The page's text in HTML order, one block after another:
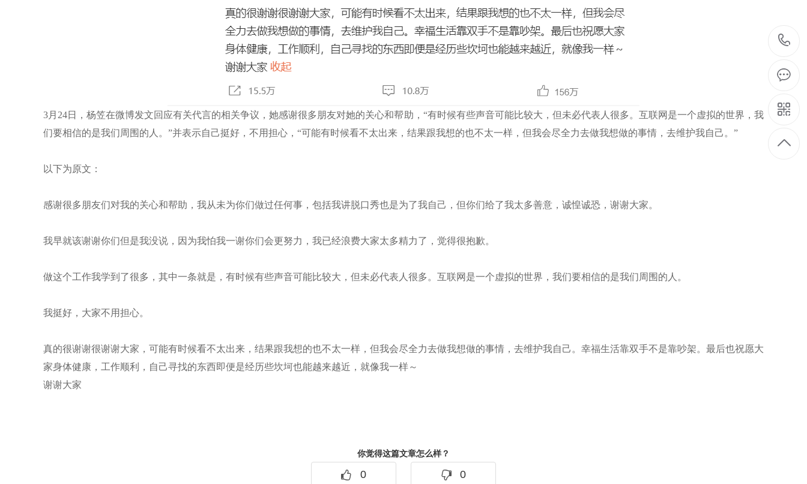
3月24日，杨笠在微博发文回应有关代言的相关争议，她感谢很多朋友对她的关心和帮助，“有时候有些声音可能比较大，但未必代表人很多。互联网是一个虚拟的世界，我
们要相信的是我们周围的人。”并表示自己挺好，不用担心，“可能有时候看不太出来，结果跟我想的也不太一样，但我会尽全力去做我想做的事情，去维护我自己。”
以下为原文：
感谢很多朋友们对我的关心和帮助，我从未为你们做过任何事，包括我讲脱口秀也是为了我自己，但你们给了我太多善意，诚惶诚恐，谢谢大家。
我早就该谢谢你们但是我没说，因为我怕我一谢你们会更努力，我已经浪费大家太多精力了，觉得很抱歉。
做这个工作我学到了很多，其中一条就是，有时候有些声音可能比较大，但未必代表人很多。互联网是一个虚拟的世界，我们要相信的是我们周围的人。
我挺好，大家不用担心。
真的很谢谢很谢谢大家，可能有时候看不太出来，结果跟我想的也不太一样，但我会尽全力去做我想做的事情，去维护我自己。幸福生活靠双手不是靠吵架。最后也祝愿大
家身体健康，工作顺利，自己寻找的东西即便是经历些坎坷也能越来越近，就像我一样～
谢谢大家
你觉得这篇文章怎么样？
0 0